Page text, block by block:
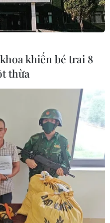
căn
mạng
Ceuta
tượng
khiến bé trai 8
thừa